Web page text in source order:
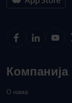
Компанија
О нама